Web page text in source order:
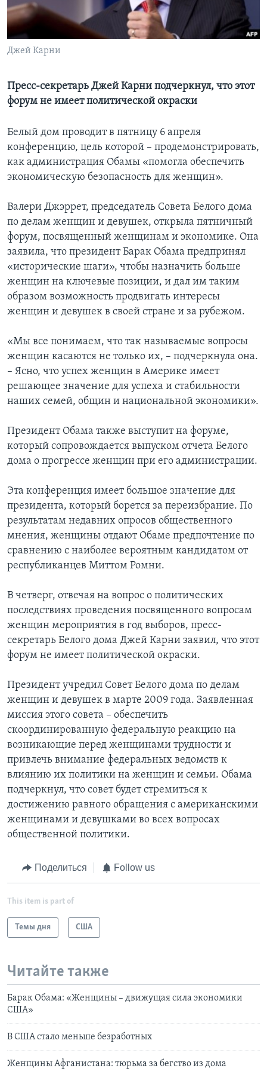
Learning English
СОЦИАЛЬНЫЕ СЕТИ
Языки
Джей Карни
Пресс-секретарь Джей Карни подчеркнул, что этот
форум не имеет политической окраски
Белый дом проводит в пятницу 6 апреля
конференцию, цель которой – продемонстрировать,
как администрация Обамы «помогла обеспечить
экономическую безопасность для женщин».
Валери Джэррет, председатель Совета Белого дома
по делам женщин и девушек, открыла пятничный
форум, посвященный женщинам и экономике. Она
заявила, что президент Барак Обама предпринял
«исторические шаги», чтобы назначить больше
женщин на ключевые позиции, и дал им таким
образом возможность продвигать интересы
женщин и девушек в своей стране и за рубежом.
«Мы все понимаем, что так называемые вопросы
женщин касаются не только их, – подчеркнула она.
– Ясно, что успех женщин в Америке имеет
решающее значение для успеха и стабильности
наших семей, общин и национальной экономики».
Президент Обама также выступит на форуме,
который сопровождается выпуском отчета Белого
дома о прогрессе женщин при его администрации.
Эта конференция имеет большое значение для
президента, который борется за переизбрание. По
результатам недавних опросов общественного
мнения, женщины отдают Обаме предпочтение по
сравнению с наиболее вероятным кандидатом от
республиканцев Миттом Ромни.
В четверг, отвечая на вопрос о политических
последствиях проведения посвященного вопросам
женщин мероприятия в год выборов, пресс-
секретарь Белого дома Джей Карни заявил, что этот
форум не имеет политической окраски.
Президент учредил Совет Белого дома по делам
женщин и девушек в марте 2009 года. Заявленная
миссия этого совета – обеспечить
скоординированную федеральную реакцию на
возникающие перед женщинами трудности и
привлечь внимание федеральных ведомств к
влиянию их политики на женщин и семьи. Обама
подчеркнул, что совет будет стремиться к
достижению равного обращения с американскими
женщинами и девушками во всех вопросах
общественной политики.
Поделиться Follow us
This item is part of
Темы дня США
Читайте также
Барак Обама: «Женщины – движущая сила экономики
США»
В США стало меньше безработных
Женщины Афганистана: тюрьма за бегство из дома